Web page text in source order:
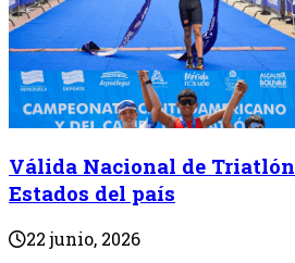
Válida Nacional de
Estados del país
22 junio, 2026